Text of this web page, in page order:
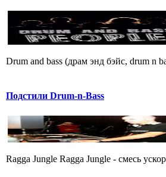
Drum and bass (драм энд бэйс, drum n
Подстили Drum-n-Bass
Ragga Jungle Ragga Jungle - смесь